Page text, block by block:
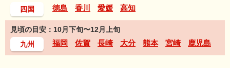
四国
徳島 香川 愛媛 高知
見頃の目安：10月下旬〜12月上旬
九州
福岡 佐賀 長崎 大分 熊本 宮崎 鹿児島